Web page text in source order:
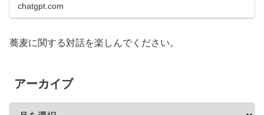
chatgpt.com
蕎麦に関する対話を楽しんでください。
アーカイブ